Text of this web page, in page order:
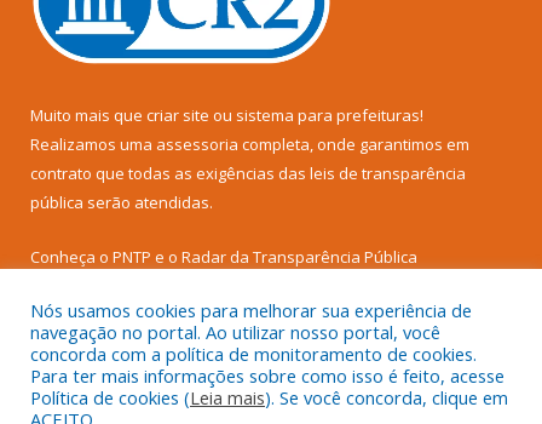
Muito mais que criar site ou sistema para prefeituras!
Realizamos uma assessoria completa, onde garantimos em
contrato que todas as exigências das leis de transparência
pública serão atendidas.
Conheça o PNTP e o Radar da Transparência Pública
Todos os direitos reservados a Prefeitura Municipal de Senador
José Porfírio.
Nós usamos cookies para melhorar sua experiência de
navegação no portal. Ao utilizar nosso portal, você
concorda com a política de monitoramento de cookies.
Para ter mais informações sobre como isso é feito, acesse
Política de cookies (Leia mais). Se você concorda, clique em
ACEITO.